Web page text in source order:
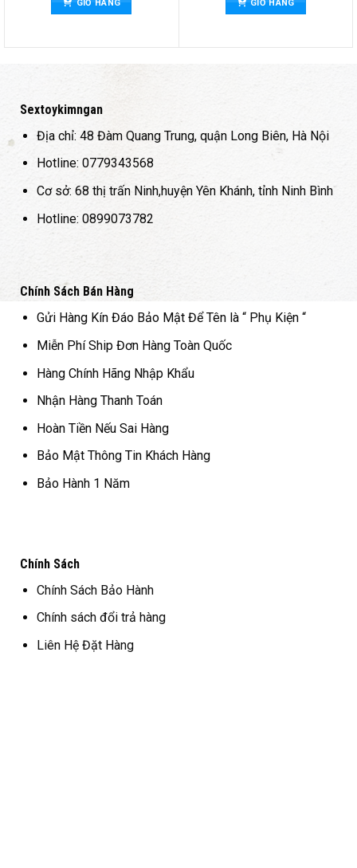
GIỎ HÀNG GIỎ HÀNG
Sextoykimngan
Địa chỉ: 48 Đàm Quang Trung, quận Long Biên, Hà Nội
Hotline: 0779343568
Cơ sở: 68 thị trấn Ninh,huyện Yên Khánh, tỉnh Ninh Bình
Hotline: 0899073782
Chính Sách Bán Hàng
Gửi Hàng Kín Đáo Bảo Mật Để Tên là “ Phụ Kiện “
Miễn Phí Ship Đơn Hàng Toàn Quốc
Hàng Chính Hãng Nhập Khẩu
Nhận Hàng Thanh Toán
Hoàn Tiền Nếu Sai Hàng
Bảo Mật Thông Tin Khách Hàng
Bảo Hành 1 Năm
Chính Sách
Chính Sách Bảo Hành
Chính sách đổi trả hàng
Liên Hệ Đặt Hàng